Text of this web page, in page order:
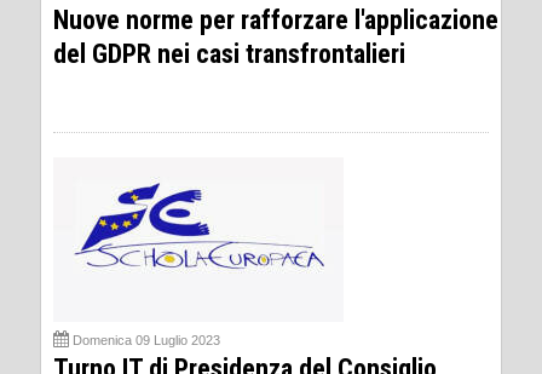
Nuove norme per rafforzare l'applicazione
del GDPR nei casi transfrontalieri
Domenica 09 Luglio 2023